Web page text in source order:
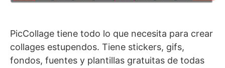
PicCollage tiene todo lo que necesita para crear
collages estupendos. Tiene stickers, gifs,
fondos, fuentes y plantillas gratuitas de todas